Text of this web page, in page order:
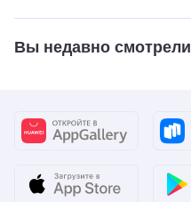
Вы недавно смотрели